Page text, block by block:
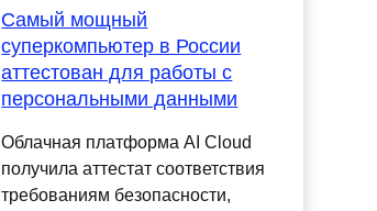
Самый мощный
суперкомпьютер в России
аттестован для работы с
персональными данными
Облачная платформа AI Cloud
получила аттестат соответствия
требованиям безопасности,